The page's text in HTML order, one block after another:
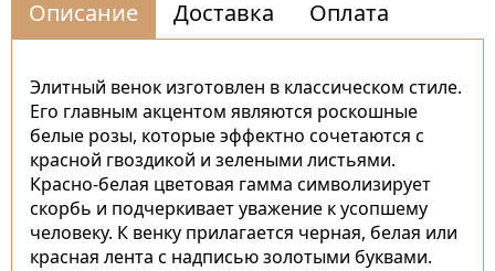
Описание Доставка Оплата
Элитный венок изготовлен в классическом стиле.
Его главным акцентом являются роскошные
белые розы, которые эффектно сочетаются с
красной гвоздикой и зелеными листьями.
Красно-белая цветовая гамма символизирует
скорбь и подчеркивает уважение к усопшему
человеку. К венку прилагается черная, белая или
красная лента с надписью золотыми буквами.